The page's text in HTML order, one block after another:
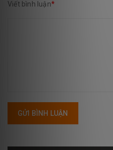
Viết bình luận*
GỬI BÌNH LUẬN